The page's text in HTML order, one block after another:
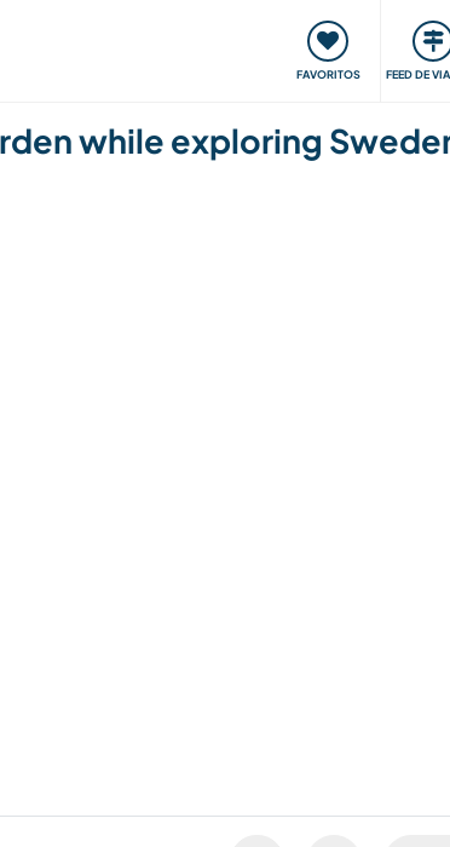
FAVORITOS FEED DE
Viaje e aprenda
while exploring